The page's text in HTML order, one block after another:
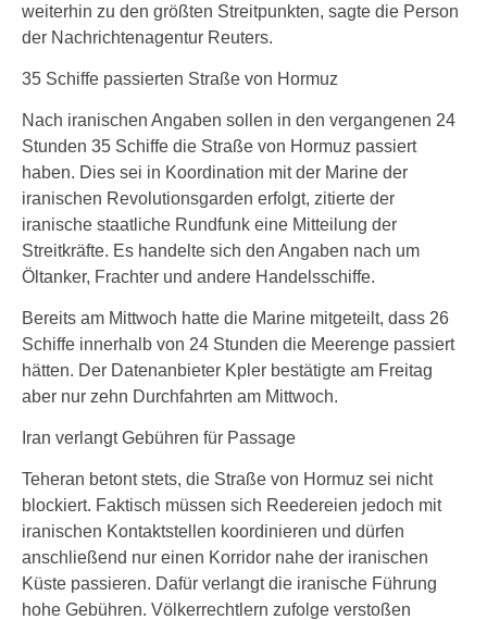
weiterhin zu den größten Streitpunkten, sagte die Person
der Nachrichtenagentur Reuters.
35 Schiffe passierten Straße von Hormuz
Nach iranischen Angaben sollen in den vergangenen 24
Stunden 35 Schiffe die Straße von Hormuz passiert
haben. Dies sei in Koordination mit der Marine der
iranischen Revolutionsgarden erfolgt, zitierte der
iranische staatliche Rundfunk eine Mitteilung der
Streitkräfte. Es handelte sich den Angaben nach um
Öltanker, Frachter und andere Handelsschiffe.
Bereits am Mittwoch hatte die Marine mitgeteilt, dass 26
Schiffe innerhalb von 24 Stunden die Meerenge passiert
hätten. Der Datenanbieter Kpler bestätigte am Freitag
aber nur zehn Durchfahrten am Mittwoch.
Iran verlangt Gebühren für Passage
Teheran betont stets, die Straße von Hormuz sei nicht
blockiert. Faktisch müssen sich Reedereien jedoch mit
iranischen Kontaktstellen koordinieren und dürfen
anschließend nur einen Korridor nahe der iranischen
Küste passieren. Dafür verlangt die iranische Führung
hohe Gebühren. Völkerrechtlern zufolge verstoßen